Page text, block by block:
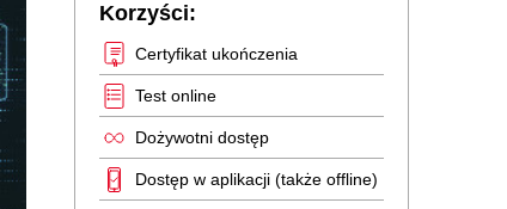
Korzyści:
Certyfikat ukończenia
Test online
Dożywotni dostęp
Dostęp w aplikacji (także offline)